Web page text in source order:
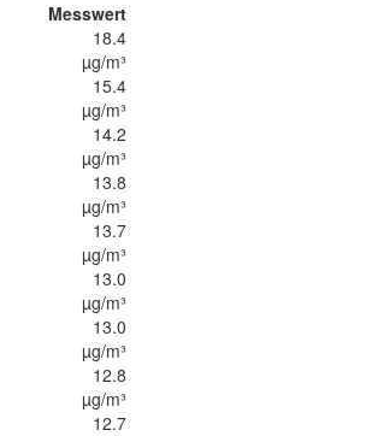
Messwert
18.4
µg/m³
15.4
µg/m³
14.2
µg/m³
13.8
µg/m³
13.7
µg/m³
13.0
µg/m³
13.0
µg/m³
12.8
µg/m³
12.7